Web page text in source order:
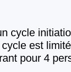
cycle
est
pour 4